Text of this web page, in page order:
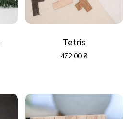
Tetris
472,00 ₴